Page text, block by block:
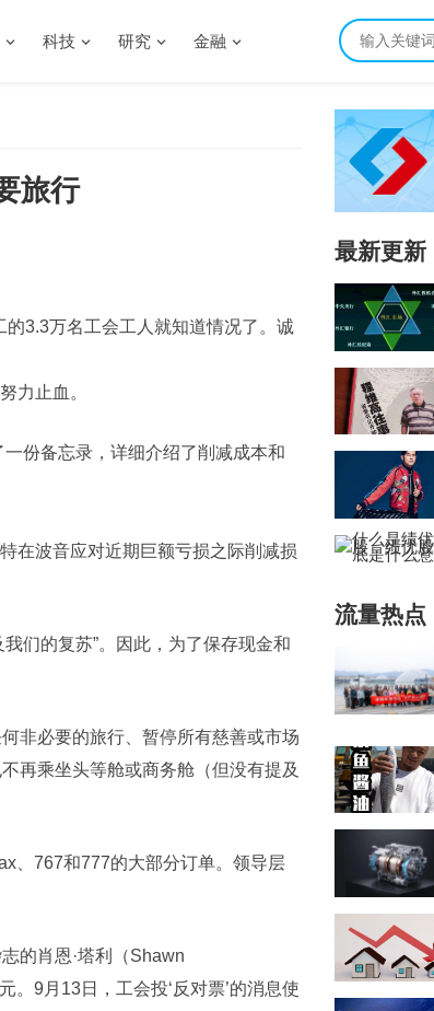
科技 研究 金融
旅行
3.3万名工会工人就知道情况了。诚
力止血。
份备忘录，详细介绍了削减成本和
在波音应对近期巨额亏损之际削减损
们的复苏”。因此，为了保存现金和
非必要的旅行、暂停所有慈善或市场
再乘坐头等舱或商务舱（但没有提及
、767和777的大部分订单。领导层
的肖恩·塔利（Shawn
。9月13日，工会投‘反对票’的消息使
最新更新
流量热点